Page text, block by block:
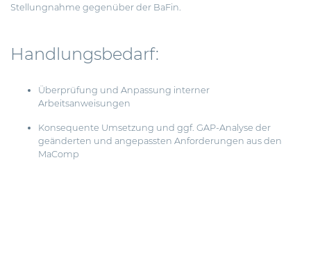
Stellungnahme gegenüber der BaFin.
Handlungsbedarf:
Überprüfung und Anpassung interner
Arbeitsanweisungen
Konsequente Umsetzung und ggf. GAP-Analyse der
geänderten und angepassten Anforderungen aus den
MaComp